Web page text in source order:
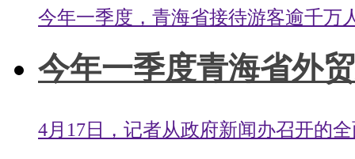
今年一季度，青海省接待游客逾千万
今年一季度青海省外
4月17日，记者从政府新闻办召开的